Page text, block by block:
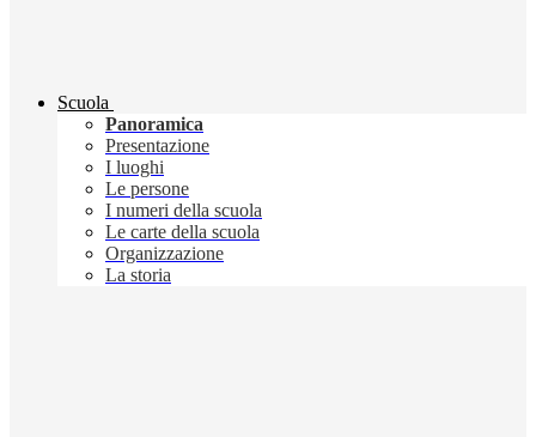
Scuola
Panoramica
Presentazione
I luoghi
Le persone
I numeri della scuola
Le carte della scuola
Organizzazione
La storia